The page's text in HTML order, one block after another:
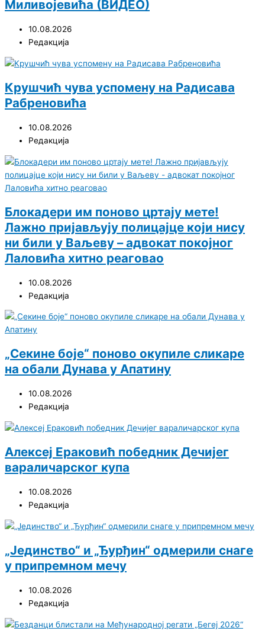
Миливојевића (ВИДЕО)
10.08.2026
Редакција
Крушчић чува успомену на Радисава
Рабреновића
10.08.2026
Редакција
Блокадери им поново цртају мете!
Лажно пријављују полицајце који нису
ни били у Ваљеву – адвокат покојног
Лаловића хитно реаговао
10.08.2026
Редакција
„Секине боје“ поново окупиле сликаре
на обали Дунава у Апатину
10.08.2026
Редакција
Алексеј Ераковић победник Дечијег
вараличарског купа
10.08.2026
Редакција
„Јединство“ и „Ђурђин“ одмерили снаге
у припремном мечу
10.08.2026
Редакција